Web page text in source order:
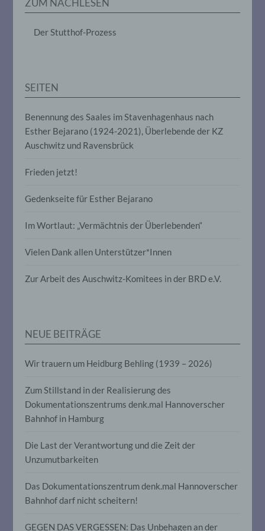
ZUM NACHLESEN
Der Stutthof-Prozess
SEITEN
Benennung des Saales im Stavenhagenhaus nach
Esther Bejarano (1924-2021), Überlebende der KZ
Auschwitz und Ravensbrück
Frieden jetzt!
Gedenkseite für Esther Bejarano
Im Wortlaut: „Vermächtnis der Überlebenden“
Vielen Dank allen Unterstützer*Innen
Zur Arbeit des Auschwitz-Komitees in der BRD e.V.
NEUE BEITRÄGE
Wir trauern um Heidburg Behling (1939 – 2026)
Zum Stillstand in der Realisierung des
Dokumentationszentrums denk.mal Hannoverscher
Bahnhof in Hamburg
Die Last der Verantwortung und die Zeit der
Unzumutbarkeiten
Das Dokumentationszentrum denk.mal Hannoverscher
Bahnhof darf nicht scheitern!
GEGEN DAS VERGESSEN: Das Unbehagen an der
Auftragsverarbeiter ist eine natürliche oder
juristische Person, Behörde, Einrichtung
oder andere Stelle, die personenbezogene
i) Empfänger
Empfänger ist eine natürliche oder
juristische Person, Behörde, Einrichtung
oder andere Stelle, der personenbezogene
davon, ob es sich bei ihr um einen Dritten
handelt oder nicht. Behörden, die im
Untersuchungsauftrags nach dem
Mitgliedstaaten möglicherweise
personenbezogene Daten erhalten, gelten
j) Dritter
Stelle außer der betroffenen Person, dem
Verantwortlichen, dem Auftragsverarbeiter
unmittelbaren Verantwortung des
Verantwortlichen oder des
personenbezogenen Daten zu verarbeiten.
Einwilligung ist jede von der betroffenen
abgegebene Willensbekundung in Form
einer Erklärung oder einer sonstigen